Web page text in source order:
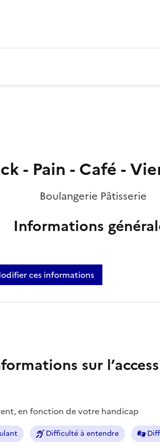
- Pain - Café -
Boulangerie Pâtisserie
Informations
ces informations
sur
en fonction de votre handicap
Difficulté à entendre